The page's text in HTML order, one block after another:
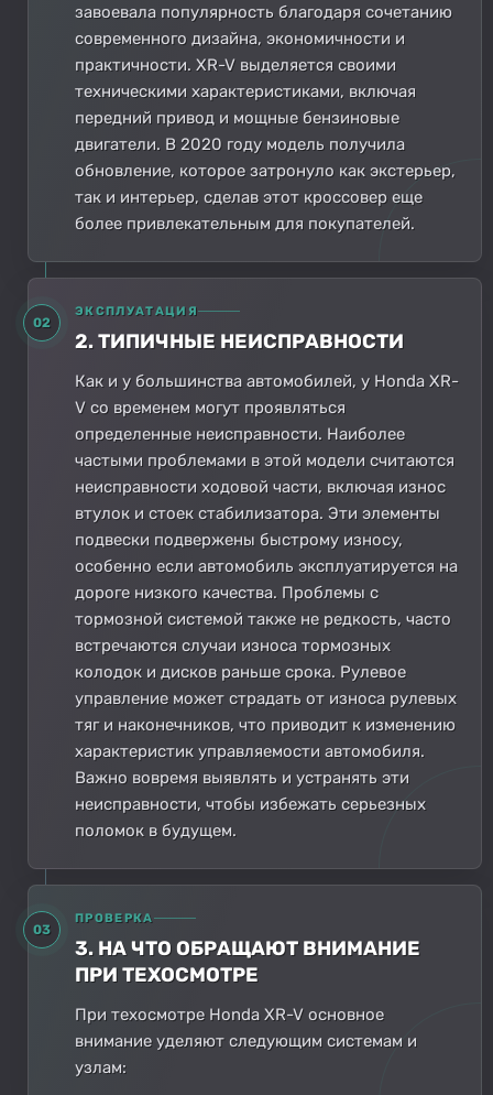
завоевала популярность благодаря сочетанию
современного дизайна, экономичности и
практичности. XR-V выделяется своими
техническими характеристиками, включая
передний привод и мощные бензиновые
двигатели. В 2020 году модель получила
обновление, которое затронуло как экстерьер,
так и интерьер, сделав этот кроссовер еще
более привлекательным для покупателей.
02
ЭКСПЛУАТАЦИЯ
2. ТИПИЧНЫЕ НЕИСПРАВНОСТИ
Как и у большинства автомобилей, у Honda XR-
V со временем могут проявляться
определенные неисправности. Наиболее
частыми проблемами в этой модели считаются
неисправности ходовой части, включая износ
втулок и стоек стабилизатора. Эти элементы
подвески подвержены быстрому износу,
особенно если автомобиль эксплуатируется на
дороге низкого качества. Проблемы с
тормозной системой также не редкость, часто
встречаются случаи износа тормозных
колодок и дисков раньше срока. Рулевое
управление может страдать от износа рулевых
тяг и наконечников, что приводит к изменению
характеристик управляемости автомобиля.
Важно вовремя выявлять и устранять эти
неисправности, чтобы избежать серьезных
поломок в будущем.
03
ПРОВЕРКА
3. НА ЧТО ОБРАЩАЮТ ВНИМАНИЕ
ПРИ ТЕХОСМОТРЕ
При техосмотре Honda XR-V основное
внимание уделяют следующим системам и
узлам: